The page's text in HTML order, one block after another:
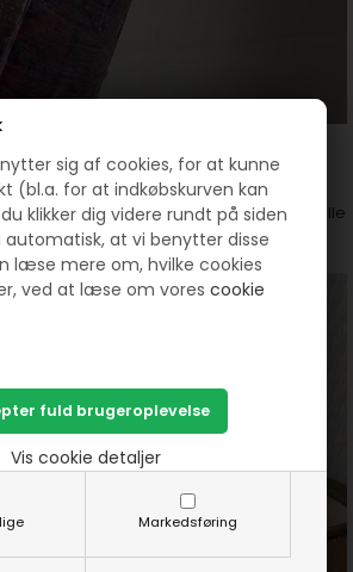
sig af cookies, for at kunne
(bl.a. for at indkøbskurven kan
klikker dig videre rundt på siden
at vi benytter disse
læse mere om, hvilke cookies
ved at læse om vorescookie
Markedsføring
Vis cookie detaljer
med, men dette er også for at vise at alle